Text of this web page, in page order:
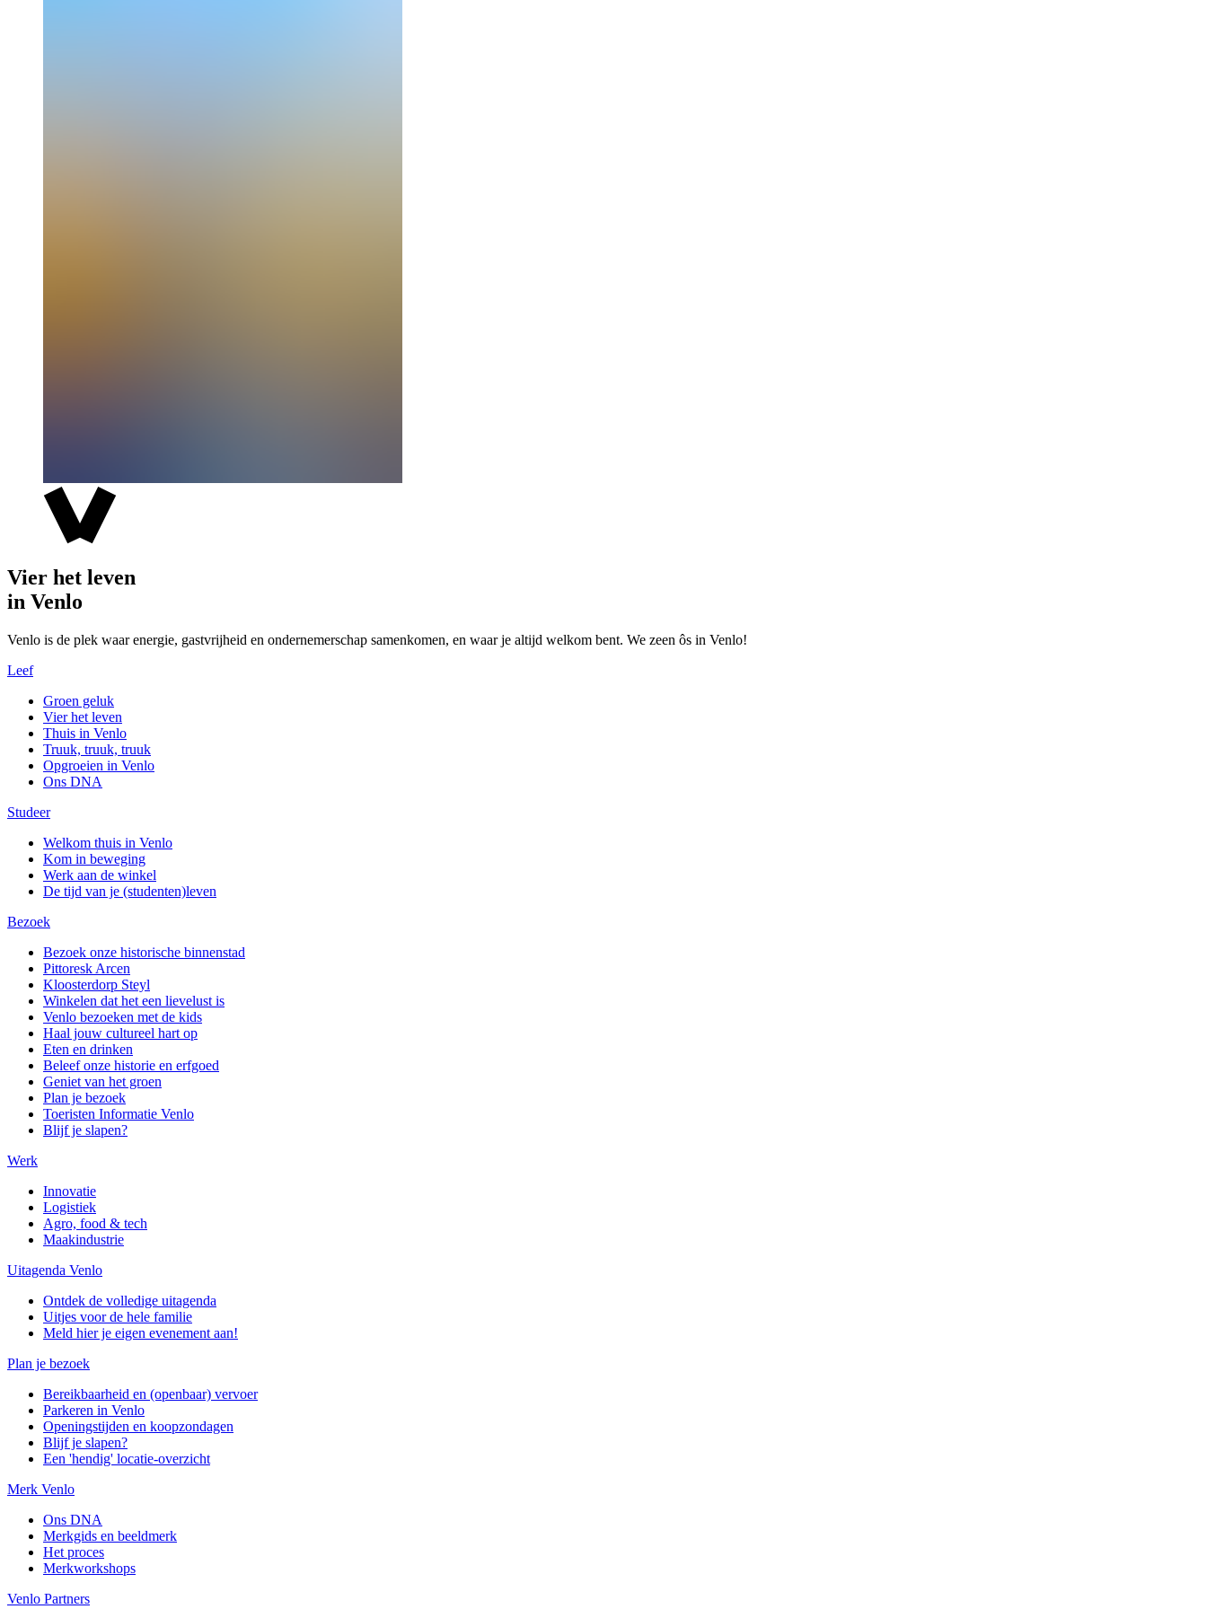
Vier het leven
in Venlo
Venlo is de plek waar energie, gastvrijheid en ondernemerschap samenkomen, en waar je altijd welkom bent. We zeen ôs in Venlo!
Leef
Groen geluk
Vier het leven
Thuis in Venlo
Truuk, truuk, truuk
Opgroeien in Venlo
Ons DNA
Studeer
Welkom thuis in Venlo
Kom in beweging
Werk aan de winkel
De tijd van je (studenten)leven
Bezoek
Bezoek onze historische binnenstad
Pittoresk Arcen
Kloosterdorp Steyl
Winkelen dat het een lievelust is
Venlo bezoeken met de kids
Haal jouw cultureel hart op
Eten en drinken
Beleef onze historie en erfgoed
Geniet van het groen
Plan je bezoek
Toeristen Informatie Venlo
Blijf je slapen?
Werk
Innovatie
Logistiek
Agro, food & tech
Maakindustrie
Uitagenda Venlo
Ontdek de volledige uitagenda
Uitjes voor de hele familie
Meld hier je eigen evenement aan!
Plan je bezoek
Bereikbaarheid en (openbaar) vervoer
Parkeren in Venlo
Openingstijden en koopzondagen
Blijf je slapen?
Een 'hendig' locatie-overzicht
Merk Venlo
Ons DNA
Merkgids en beeldmerk
Het proces
Merkworkshops
Venlo Partners